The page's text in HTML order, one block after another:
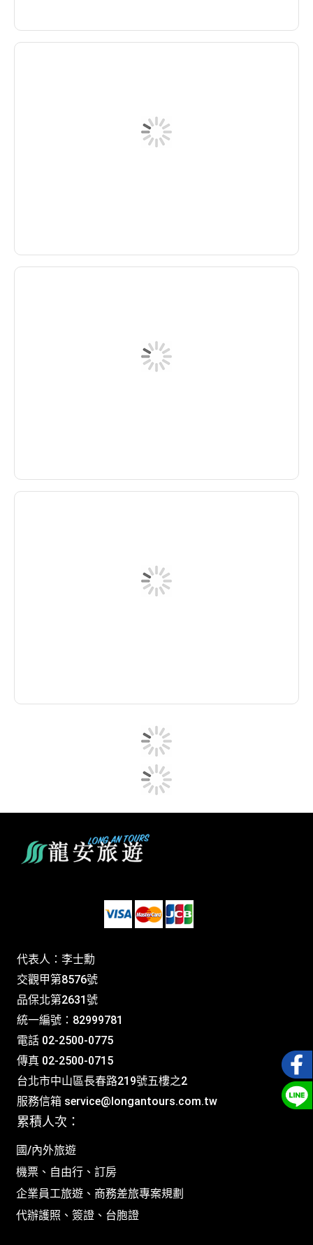
代表人：李士勳
交觀甲第8576號
品保北第2631號
統一編號：82999781
電話 02-2500-0775
傳真 02-2500-0715
台北市中山區長春路219號五樓之2
服務信箱 service@longantours.com.tw
累積人次：
國/內外旅遊
機票、自由行、訂房
企業員工旅遊、商務差旅專案規劃
代辦護照、簽證、台胞證